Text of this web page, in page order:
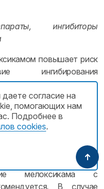
ингибиторы
повышает риск
ингибирования
одновременного
контроль за
лития в плазме
его почкам.
мелоксикама с
В случае
согласие на
помогающих нам
Подробнее в
cookies.